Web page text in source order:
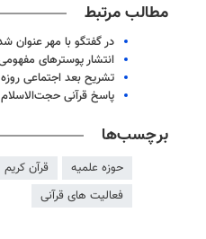
مطالب مرتبط
در گفتگو با مهر عنوان
انتشار پوسترهای
تشریح بعد اجتماعی
پاسخ قرآنی
برچسب‌ها
حوزه علمیه قرآن کریم
فعالیت های قرآنی